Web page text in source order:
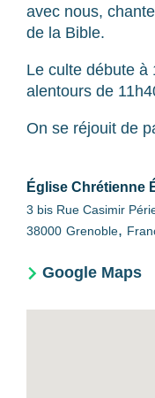
avec nous,
de la Bible.
Le culte débute à
alentours de
On se réjouit de
Église Chrétienne
3 bis Rue Casimir
38000 Grenoble,
Google Maps